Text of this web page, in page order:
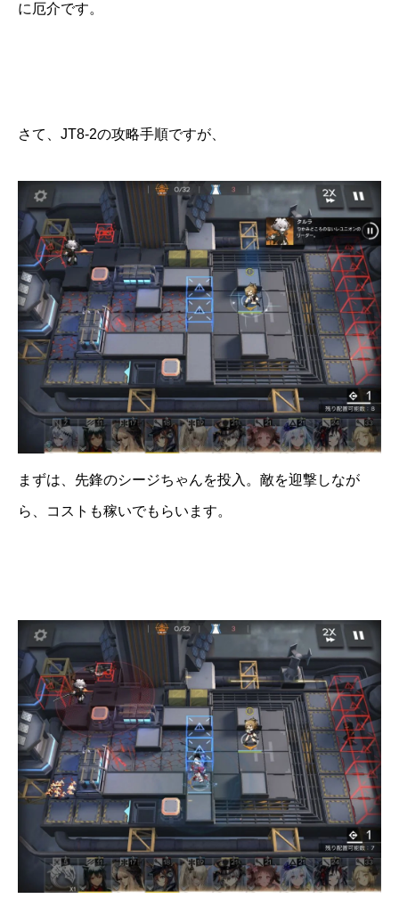
に厄介です。
さて、JT8-2の攻略手順ですが、
まずは、先鋒のシージちゃんを投入。敵を迎撃しなが
ら、コストも稼いでもらいます。